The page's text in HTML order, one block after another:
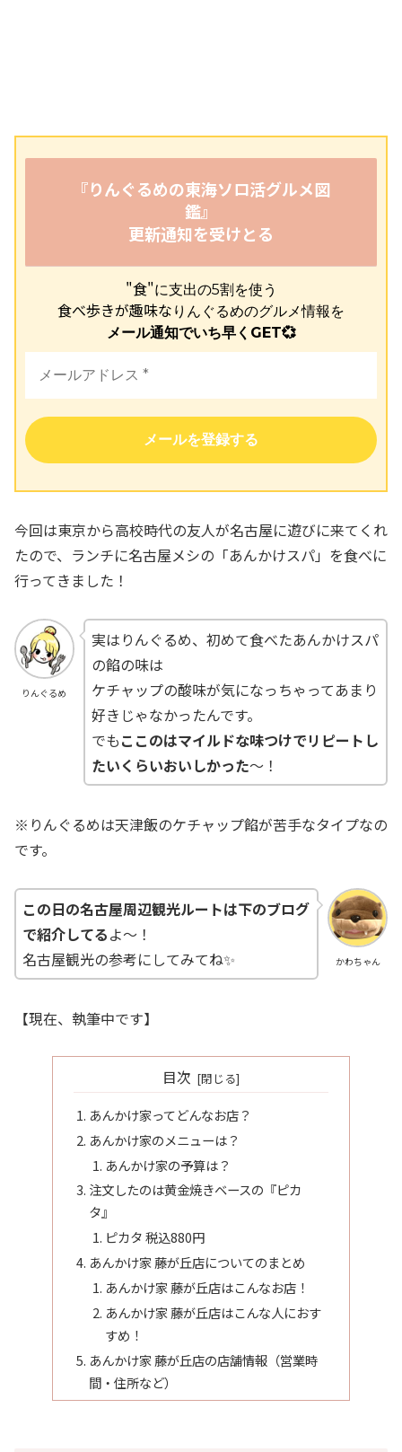
『りんぐるめの東海ソロ活グルメ図
鑑』
更新通知を受けとる
"食"に支出の5割を使う
食べ歩きが趣味な りんぐるめのグルメ情報を
メール通知でいち早くGET💞
今回は東京から高校時代の友人が名古屋に遊びに来てくれ
たので、ランチに名古屋メシの「あんかけスパ」を食べに
行ってきました！
りんぐるめ
実はりんぐるめ、初めて食べたあんかけスパ
の餡の味は
ケチャップの酸味が気になっちゃってあまり
好きじゃなかったんです。
でもここのはマイルドな味つけでリピートし
たいくらいおいしかった～！
※りんぐるめは天津飯のケチャップ餡が苦手なタイプなの
です。
かわちゃん
この日の名古屋周辺観光ルートは下のブログ
で紹介してるよ～！
名古屋観光の参考にしてみてね✨
【現在、執筆中です】
目次
あんかけ家ってどんなお店？
あんかけ家のメニューは？
あんかけ家の予算は？
注文したのは黄金焼きベースの『ピカ
タ』
ピカタ 税込880円
あんかけ家 藤が丘店についてのまとめ
あんかけ家 藤が丘店はこんなお店！
あんかけ家 藤が丘店はこんな人におす
すめ！
あんかけ家 藤が丘店の店舗情報（営業時
間・住所など）